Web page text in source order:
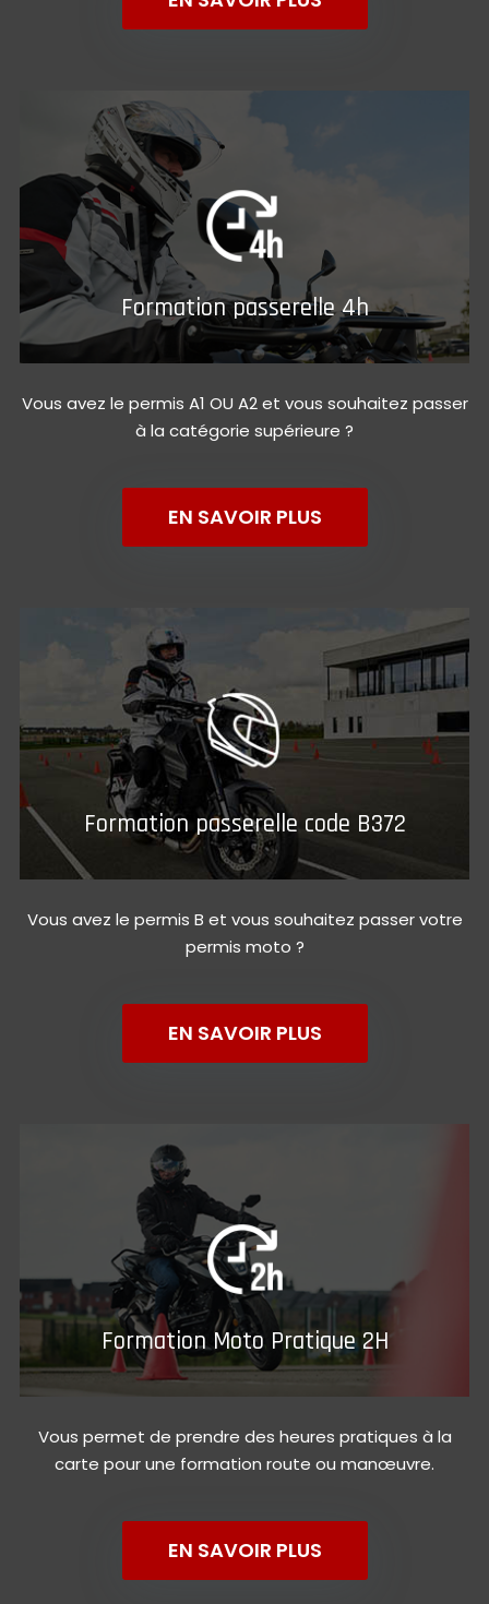
Formation passerelle 4h
Vous avez le permis A1 OU A2 et vous souhaitez passer
à la catégorie supérieure ?
EN SAVOIR PLUS
Formation passerelle code B372
Vous avez le permis B et vous souhaitez passer votre
permis moto ?
EN SAVOIR PLUS
Formation Moto Pratique 2H
Vous permet de prendre des heures pratiques à la
carte pour une formation route ou manœuvre.
EN SAVOIR PLUS